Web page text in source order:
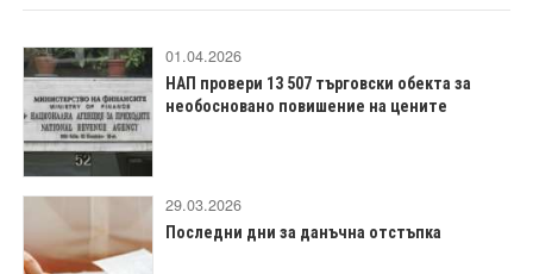
01.04.2026
НАП провери 13 507 търговски обекта за
необосновано повишение на цените
29.03.2026
Последни дни за данъчна отстъпка